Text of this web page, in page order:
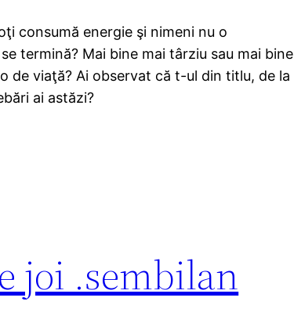
consumă energie şi nimeni nu o
termină? Mai bine mai târziu sau mai bine
de viaţă? Ai observat că t-ul din titlu, de la
ai astăzi?
joi .sembilan